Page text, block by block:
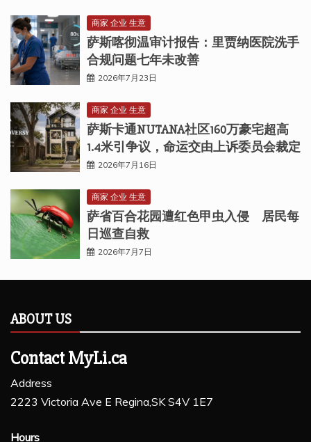
商家 企业 生意
萨斯喀彻温审计报告：里贾纳医院洗手
合规问题七年未改善
2026年7月23日
商家 企业 生意
萨斯卡通NUTANA社区160万豪宅超高
1.4米引争议，命运交由上诉委员会裁定
2026年7月16日
商家 企业 生意
萨省百合花园遭红色甲虫入侵 居民每
日巡查自救
2026年7月7日
ABOUT US
Contact MyLi.ca
Address
2223 Victoria Ave E Regina,SK S4V 1E7
Hours